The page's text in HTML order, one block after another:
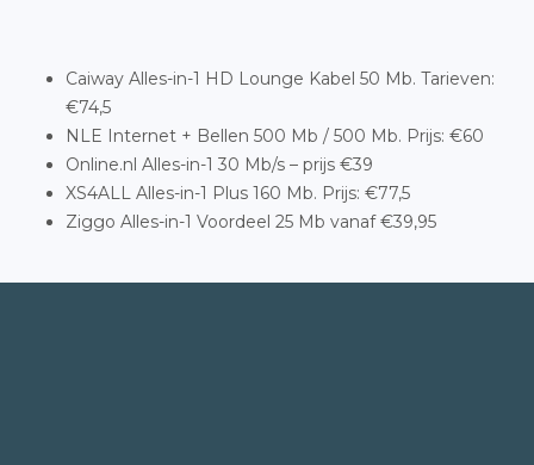
Caiway Alles-in-1 HD Lounge Kabel 50 Mb. Tarieven:
€74,5
NLE Internet + Bellen 500 Mb / 500 Mb. Prijs: €60
Online.nl Alles-in-1 30 Mb/s – prijs €39
XS4ALL Alles-in-1 Plus 160 Mb. Prijs: €77,5
Ziggo Alles-in-1 Voordeel 25 Mb vanaf €39,95